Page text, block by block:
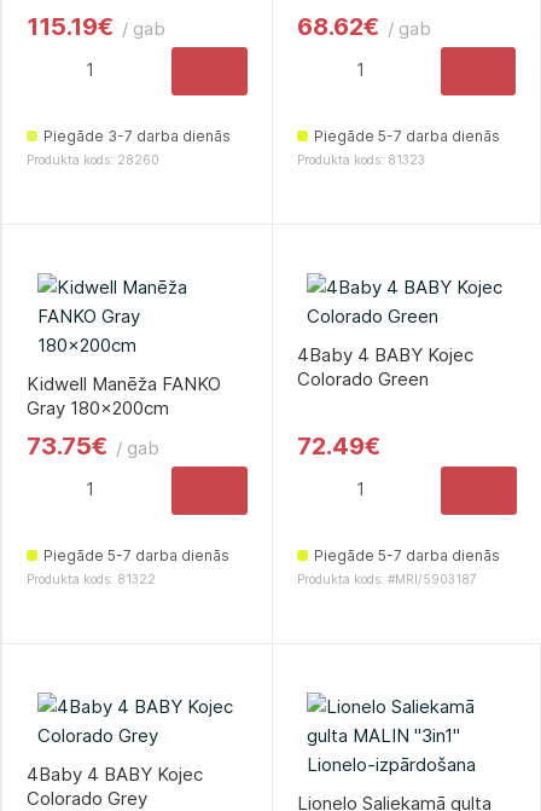
115.19€ / gab
Piegāde 3-7 darba dienās
Produkta kods: 28260
68.62€ / gab
Piegāde 5-7 darba dienās
Produkta kods: 81323
Kidwell Manēža FANKO
Gray 180x200сm
73.75€ / gab
Piegāde 5-7 darba dienās
Produkta kods: 81322
4Baby 4 BABY Kojec
Colorado Green
72.49€
Piegāde 5-7 darba dienās
Produkta kods: #MRI/5903187
4Baby 4 BABY Kojec
Colorado Grey
Lionelo Saliekamā gulta